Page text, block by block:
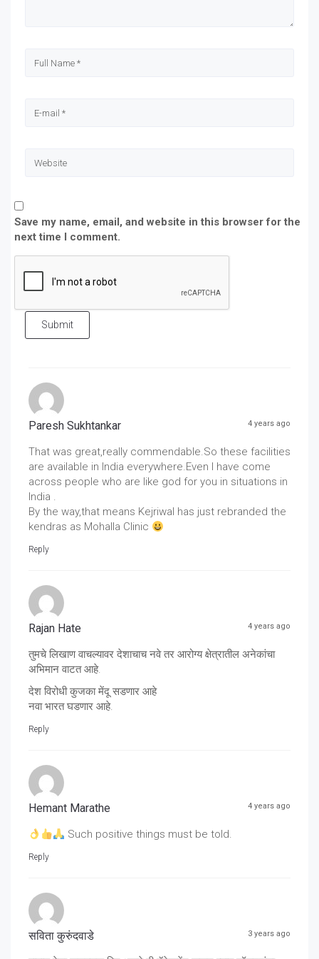
Save my name, email, and website in this browser for the
next time I comment.
Submit
Paresh Sukhtankar 4 years ago
That was great,really commendable.So these facilities
are available in India everywhere.Even I have come
across people who are like god for you in situations in
India .
By the way,that means Kejriwal has just rebranded the
kendras as Mohalla Clinic
Reply
Rajan Hate 4 years ago
तुमचे लिखाण वाचल्यावर देशाचाच नवे तर आरोग्य क्षेत्रातील अनेकांचा
अभिमान वाटत आहे.
देश विरोधी कुजका मेंदू सडणार आहे
नवा भारत घडणार आहे.
Reply
Hemant Marathe 4 years ago
Such positive things must be told.
Reply
सविता कुरुंदवाडे 3 years ago